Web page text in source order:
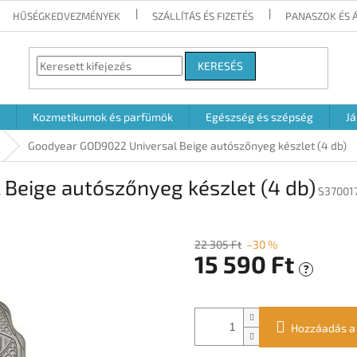
HŰSÉGKEDVEZMÉNYEK SZÁLLÍTÁS ÉS FIZETÉS PANASZOK ÉS
KERESÉS
Kozmetikumok és parfümök Egészség és szépség
Goodyear GOD9022 Universal Beige autószőnyeg készlet (4 db)
autószőnyeg készlet (4 db)
22 305 Ft –30 %
15 590 Ft ?
Hozzáadás